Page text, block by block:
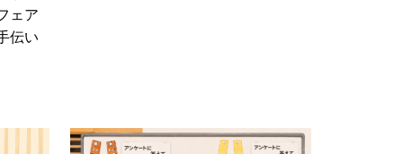
ェア
伝い